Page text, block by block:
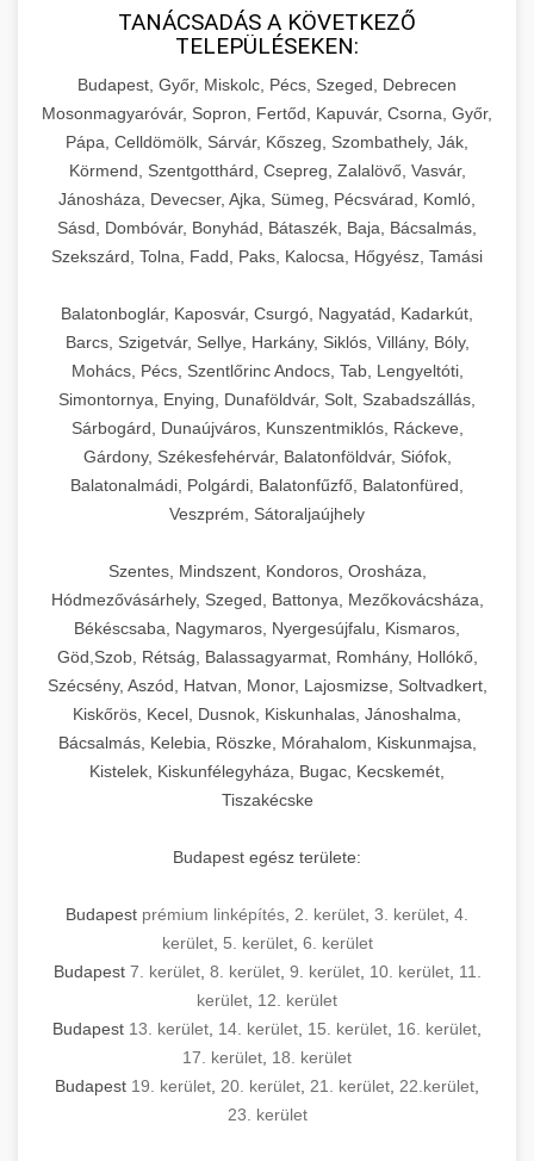
TANÁCSADÁS A KÖVETKEZŐ
TELEPÜLÉSEKEN:
Budapest, Győr, Miskolc, Pécs, Szeged, Debrecen
Mosonmagyaróvár, Sopron, Fertőd, Kapuvár, Csorna, Győr,
Pápa, Celldömölk, Sárvár, Kőszeg, Szombathely, Ják,
Körmend, Szentgotthárd, Csepreg, Zalalövő, Vasvár,
Jánosháza, Devecser, Ajka, Sümeg, Pécsvárad, Komló,
Sásd, Dombóvár, Bonyhád, Bátaszék, Baja, Bácsalmás,
Szekszárd, Tolna, Fadd, Paks, Kalocsa, Hőgyész, Tamási
Balatonboglár, Kaposvár, Csurgó, Nagyatád, Kadarkút,
Barcs, Szigetvár, Sellye, Harkány, Siklós, Villány, Bóly,
Mohács, Pécs, Szentlőrinc Andocs, Tab, Lengyeltóti,
Simontornya, Enying, Dunaföldvár, Solt, Szabadszállás,
Sárbogárd, Dunaújváros, Kunszentmiklós, Ráckeve,
Gárdony, Székesfehérvár, Balatonföldvár, Siófok,
Balatonalmádi, Polgárdi, Balatonfűzfő, Balatonfüred,
Veszprém, Sátoraljaújhely
Szentes, Mindszent, Kondoros, Orosháza,
Hódmezővásárhely, Szeged, Battonya, Mezőkovácsháza,
Békéscsaba, Nagymaros, Nyergesújfalu, Kismaros,
Göd,Szob, Rétság, Balassagyarmat, Romhány, Hollókő,
Szécsény, Aszód, Hatvan, Monor, Lajosmizse, Soltvadkert,
Kiskőrös, Kecel, Dusnok, Kiskunhalas, Jánoshalma,
Bácsalmás, Kelebia, Röszke, Mórahalom, Kiskunmajsa,
Kistelek, Kiskunfélegyháza, Bugac, Kecskemét,
Tiszakécske
Budapest egész területe:
Budapest prémium linképítés 2. kerület 3. kerület 4.
kerület, 5. kerület, 6. kerület
Budapest 7. kerület, 8. kerület, 9. kerület, 10. kerület, 11.
kerület 12. kerület
Budapest 13. kerület 14. kerület 15. kerület 16. kerület
17. kerület 18. kerület
Budapest 19. kerület 20. kerület 21. kerület 22.kerület
23. kerület